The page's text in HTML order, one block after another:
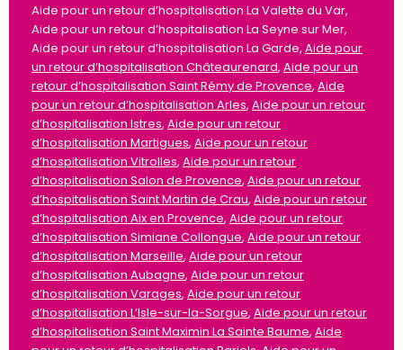
Aide pour un retour d’hospitalisation La Valette du Var,
Aide pour un retour d’hospitalisation La Seyne sur Mer,
Aide pour un retour d’hospitalisation La Garde, Aide pour
un retour d’hospitalisation Châteaurenard, Aide pour un
retour d’hospitalisation Saint Rémy de Provence, Aide
pour un retour d’hospitalisation Arles, Aide pour un retour
d’hospitalisation Istres, Aide pour un retour
d’hospitalisation Martigues, Aide pour un retour
d’hospitalisation Vitrolles, Aide pour un retour
d’hospitalisation Salon de Provence, Aide pour un retour
d’hospitalisation Saint Martin de Crau, Aide pour un retour
d’hospitalisation Aix en Provence, Aide pour un retour
d’hospitalisation Simiane Collongue, Aide pour un retour
d’hospitalisation Marseille, Aide pour un retour
d’hospitalisation Aubagne, Aide pour un retour
d’hospitalisation Varages, Aide pour un retour
d’hospitalisation L’Isle-sur-la-Sorgue, Aide pour un retour
d’hospitalisation Saint Maximin La Sainte Baume, Aide